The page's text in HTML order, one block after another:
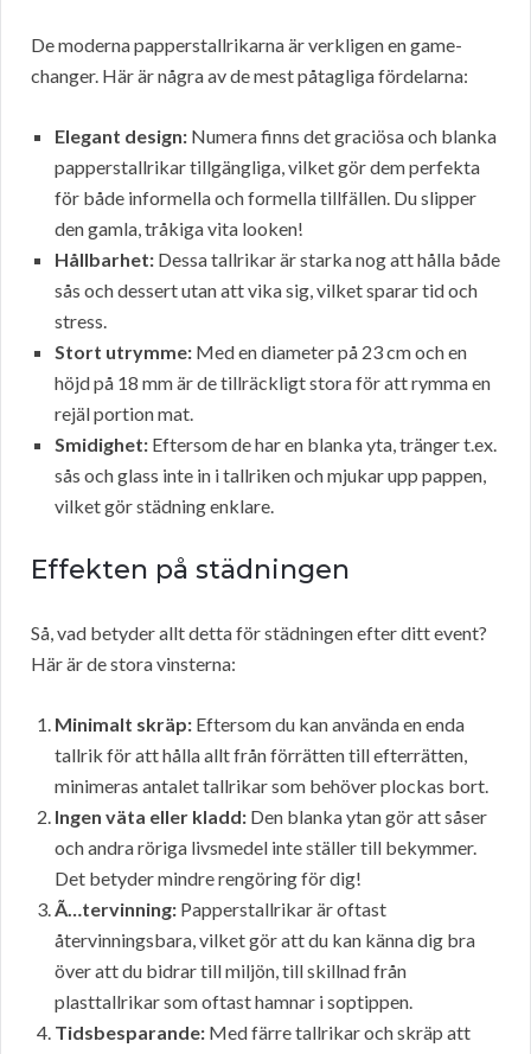
De moderna papperstallrikarna är verkligen en game-
changer. Här är några av de mest påtagliga fördelarna:
Elegant design: Numera finns det graciösa och blanka
papperstallrikar tillgängliga, vilket gör dem perfekta
för både informella och formella tillfällen. Du slipper
den gamla, tråkiga vita looken!
Hållbarhet: Dessa tallrikar är starka nog att hålla både
sås och dessert utan att vika sig, vilket sparar tid och
stress.
Stort utrymme: Med en diameter på 23 cm och en
höjd på 18 mm är de tillräckligt stora för att rymma en
rejäl portion mat.
Smidighet: Eftersom de har en blanka yta, tränger t.ex.
sås och glass inte in i tallriken och mjukar upp pappen,
vilket gör städning enklare.
Effekten på städningen
Så, vad betyder allt detta för städningen efter ditt event?
Här är de stora vinsterna:
Minimalt skräp: Eftersom du kan använda en enda
tallrik för att hålla allt från förrätten till efterrätten,
minimeras antalet tallrikar som behöver plockas bort.
Ingen väta eller kladd: Den blanka ytan gör att såser
och andra röriga livsmedel inte ställer till bekymmer.
Det betyder mindre rengöring för dig!
Ã…tervinning: Papperstallrikar är oftast
återvinningsbara, vilket gör att du kan känna dig bra
över att du bidrar till miljön, till skillnad från
plasttallrikar som oftast hamnar i soptippen.
Tidsbesparande: Med färre tallrikar och skräp att